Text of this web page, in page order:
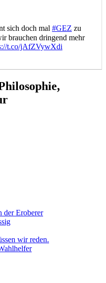
sich doch mal #GEZ zu
brauchen dringend mehr
t.co/jAfZVywXdi
der Eroberer
wir reden.